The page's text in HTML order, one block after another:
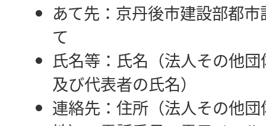
あて先：京丹後市建設部都
て
氏名等：氏名（法人その他
及び代表者の氏名）
連絡先：住所（法人その他